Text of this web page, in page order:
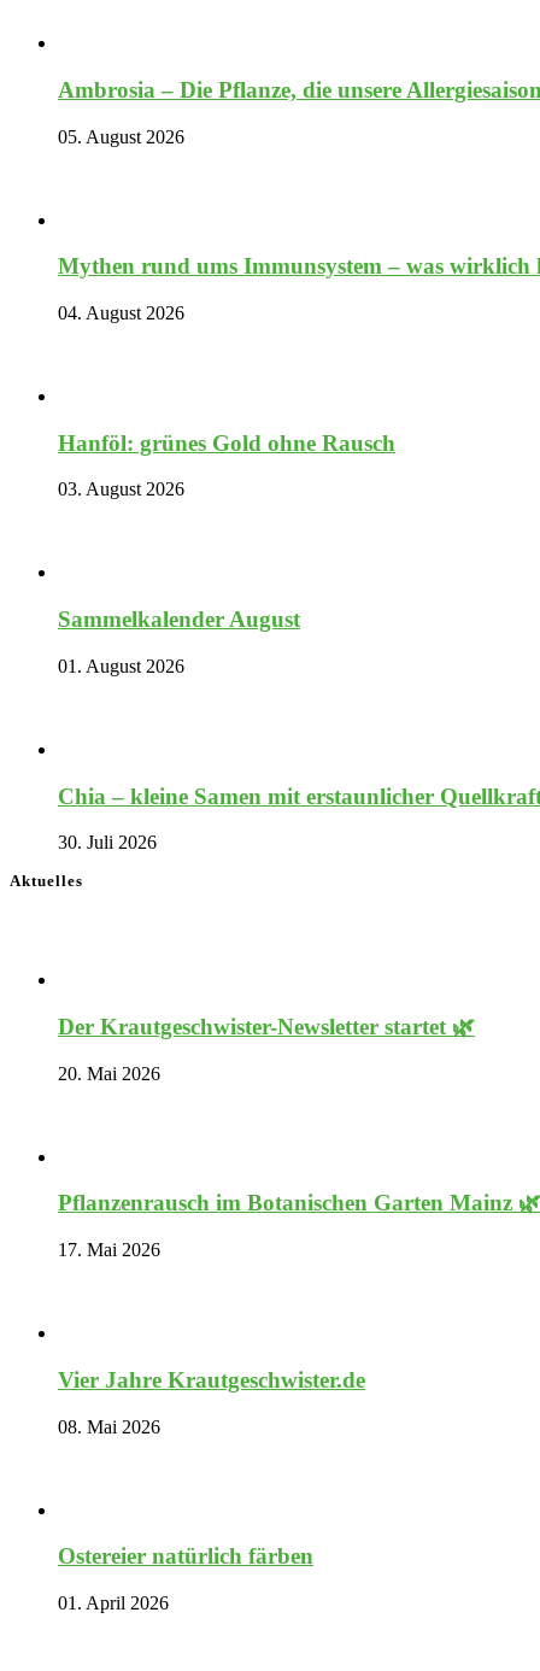
Ambrosia – Die Pflanze, die unsere
05. August 2026
Mythen rund ums Immunsystem – was
04. August 2026
Hanföl: grünes Gold ohne Rausch
03. August 2026
Sammelkalender August
01. August 2026
Chia – kleine Samen mit erstaunlicher
30. Juli 2026
Aktuelles
Der Krautgeschwister-Newsletter startet 🌿
20. Mai 2026
Pflanzenrausch im Botanischen Garten Mainz 🌿
17. Mai 2026
Vier Jahre Krautgeschwister.de
08. Mai 2026
Ostereier natürlich färben
01. April 2026